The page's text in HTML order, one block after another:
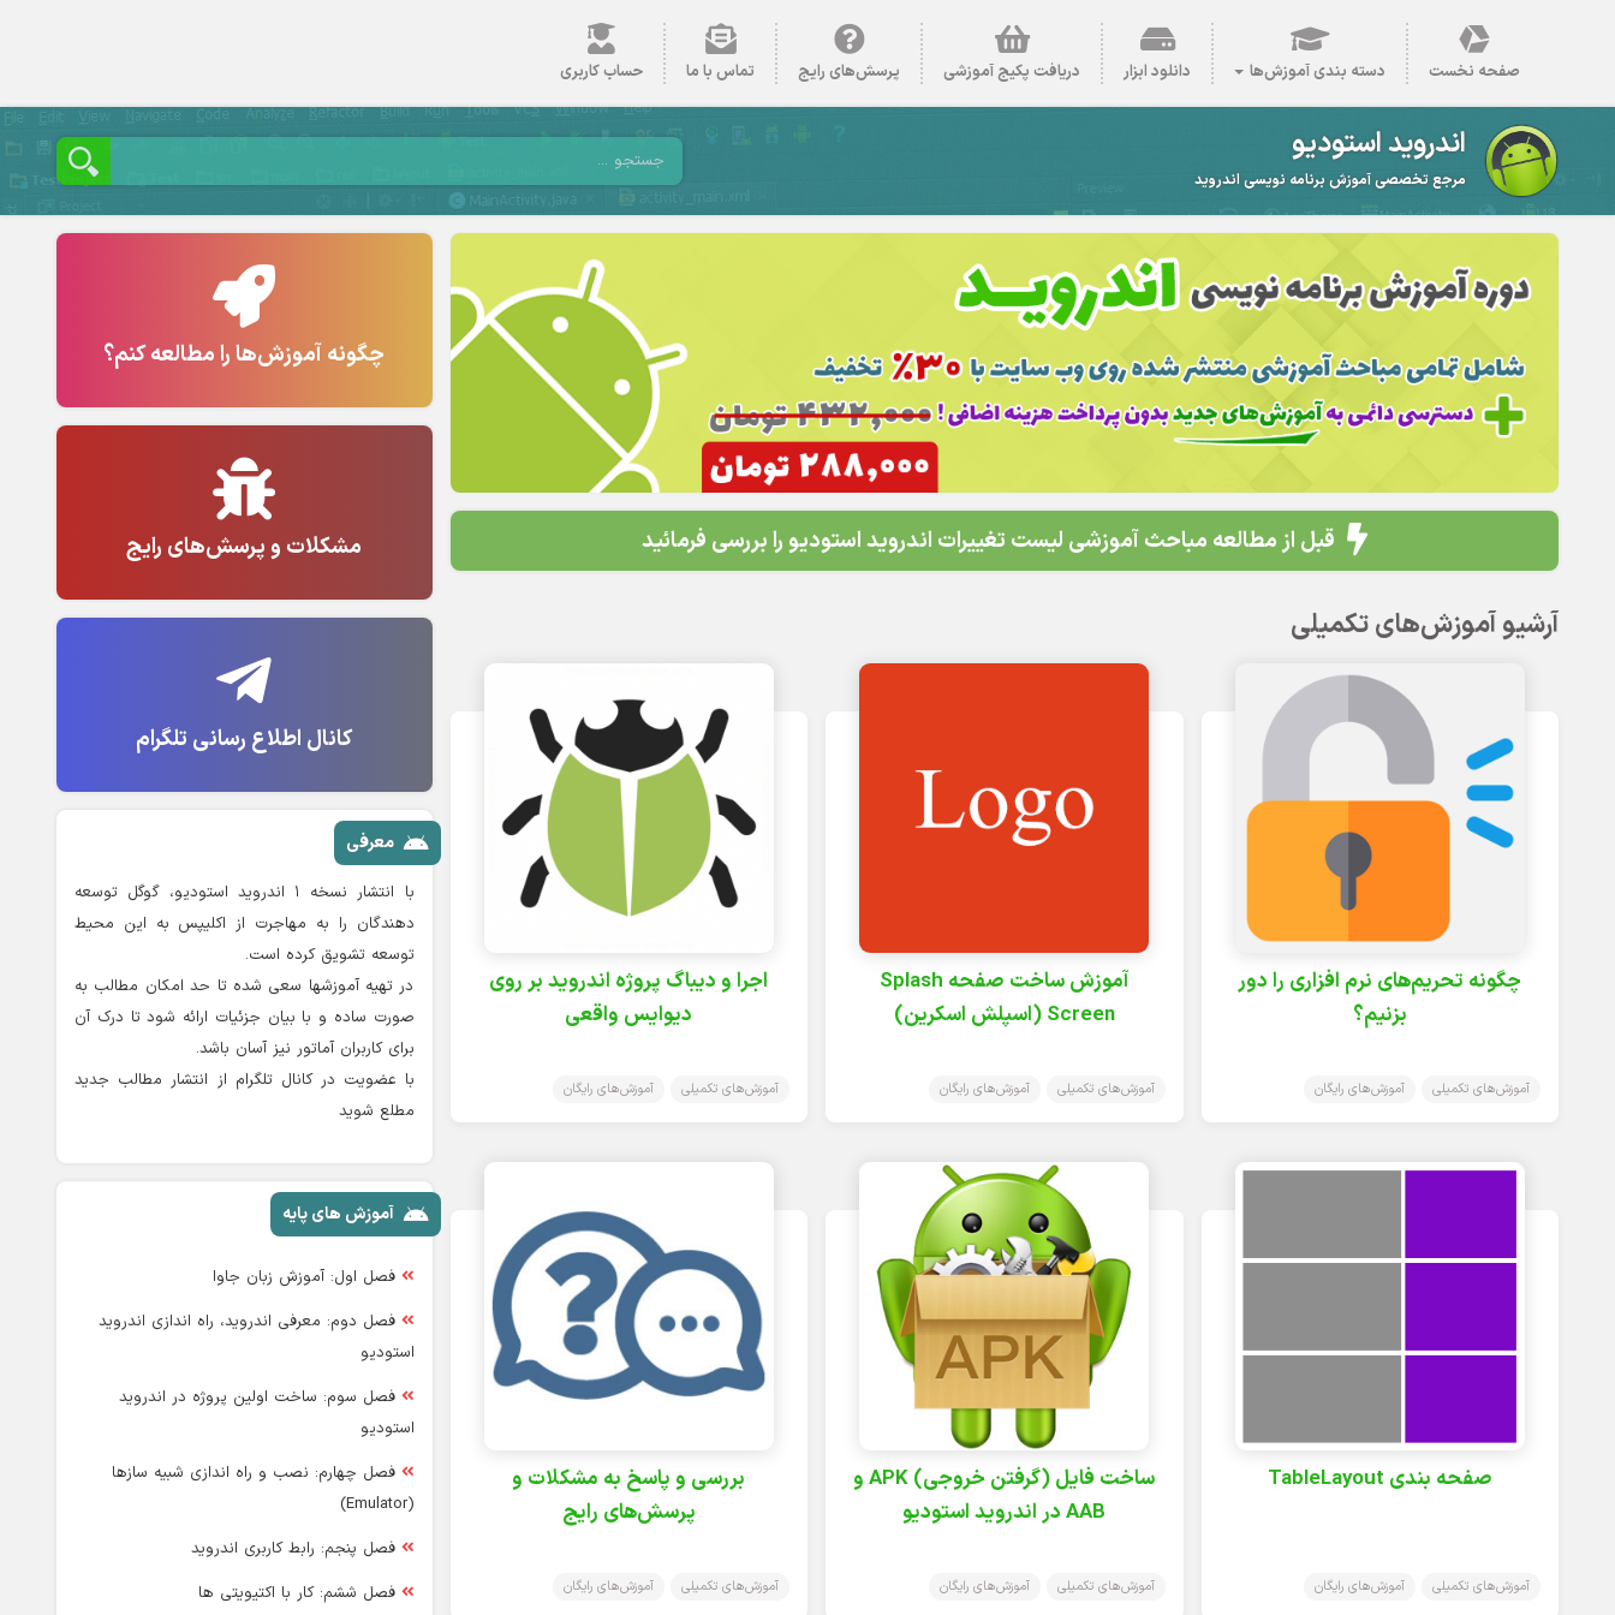
صفحه نخست دسته بندی آموزش‌ها دانلود ابزار دریافت پکیج آموزشی پرسش‌های رایج تماس با ما حساب کاربری
اندروید استودیو
مرجع تخصصی آموزش برنامه نویسی اندروید
قبل از مطالعه مباحث آموزشی لیست تغییرات اندروید استودیو را بررسی فرمائید
آرشیو آموزش‌های تکمیلی
چگونه تحریم‌های نرم افزاری را دور
بزنیم؟
آموزش‌های تکمیلی آموزش‌های رایگان
آموزش ساخت صفحه Splash
Screen (اسپلش اسکرین)
آموزش‌های تکمیلی آموزش‌های رایگان
اجرا و دیباگ پروژه اندروید بر روی
دیوایس واقعی
آموزش‌های تکمیلی آموزش‌های رایگان
صفحه بندی TableLayout
آموزش‌های تکمیلی آموزش‌های رایگان
ساخت فایل (گرفتن خروجی) APK و
AAB در اندروید استودیو
آموزش‌های تکمیلی آموزش‌های رایگان
بررسی و پاسخ به مشکلات و
پرسش‌های رایج
آموزش‌های تکمیلی آموزش‌های رایگان
چگونه آموزش‌ها را مطالعه کنم؟
مشکلات و پرسش‌های رایج
کانال اطلاع رسانی تلگرام
معرفی
با انتشار نسخه ۱ اندروید استودیو، گوگل توسعه
دهندگان را به مهاجرت از اکلیپس به این محیط
توسعه تشویق کرده است.
در تهیه آموزشها سعی شده تا حد امکان مطالب به
صورت ساده و با بیان جزئیات ارائه شود تا درک آن
برای کاربران آماتور نیز آسان باشد.
با عضویت در کانال تلگرام از انتشار مطالب جدید
مطلع شوید
آموزش های پایه
فصل اول: آموزش زبان جاوا
فصل دوم: معرفی اندروید، راه اندازی اندروید
استودیو
فصل سوم: ساخت اولین پروژه در اندروید
استودیو
فصل چهارم: نصب و راه اندازی شبیه سازها
(Emulator)
فصل پنجم: رابط کاربری اندروید
فصل ششم: کار با اکتیویتی ها